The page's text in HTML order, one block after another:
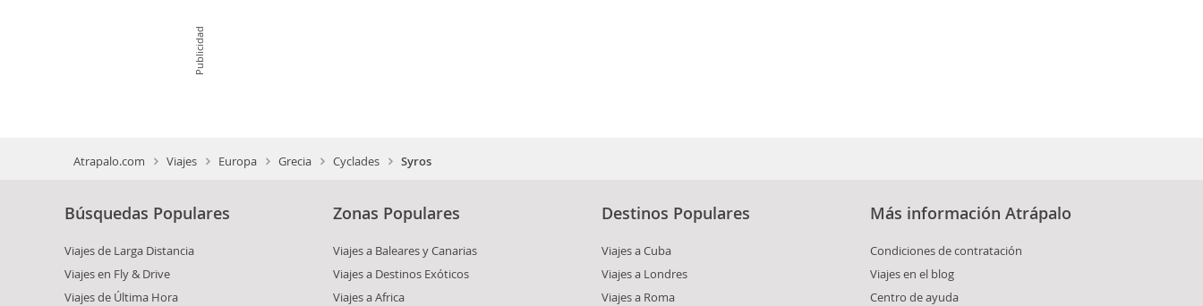
Publicidad
Atrapalo.com Viajes Europa Grecia Cyclades Syros
Búsquedas Populares
Viajes de Larga Distancia
Viajes en Fly & Drive
Viajes de Última Hora
Zonas Populares
Viajes a Baleares y Canarias
Viajes a Destinos Exóticos
Viajes a Africa
Destinos Populares
Viajes a Cuba
Viajes a Londres
Viajes a Roma
Más información Atrápalo
Condiciones de contratación
Viajes en el blog
Centro de ayuda